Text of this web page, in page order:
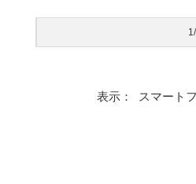
表示： スマート